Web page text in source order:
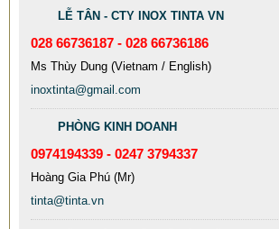
LỄ TÂN - CTY INOX TINTA VN
028 66736187 - 028 66736186
Ms Thùy Dung (Vietnam / English)
inoxtinta@gmail.com
PHÒNG KINH DOANH
0974194339 - 0247 3794337
Hoàng Gia Phú (Mr)
tinta@tinta.vn